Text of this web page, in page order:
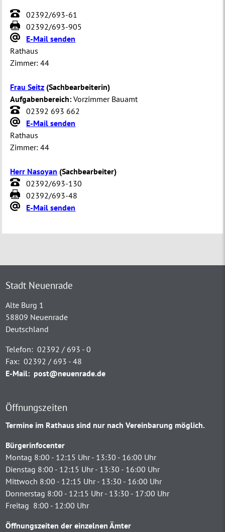
02392/693-61
02392/693-905
E-Mail senden
Rathaus
Zimmer: 44
Frau Seitz (Sachbearbeiterin)
Aufgabenbereich: Vorzimmer Bauamt
02392 693 662
E-Mail senden
Rathaus
Zimmer: 44
Herr Nasoyan (Sachbearbeiter)
02392/693-130
02392/693-48
E-Mail senden
Stadt Neuenrade
Alte Burg 1
58809 Neuenrade
Deutschland
Telefon: 02392 / 693 - 0
Fax: 02392 / 693 - 48
E-Mail: post@neuenrade.de
Öffnungszeiten
Termine im Rathaus sind nur nach Vereinbarung möglich.
Bürgerinfocenter
Montag 8:00 - 12:15 Uhr - 13:30 - 16:00 Uhr
Dienstag 8:00 - 12:15 Uhr - 13:30 - 16:00 Uhr
Mittwoch 8:00 - 12:15 Uhr - 13:30 - 16:00 Uhr
Donnerstag 8:00 - 12:15 Uhr - 13:30 - 17:00 Uhr
Freitag 8:00 - 12:00 Uhr
Öffnungszeiten der einzelnen Ämter